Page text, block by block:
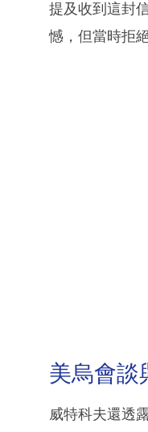
提及收到這封
憾，但當時拒
美烏會談
威特科夫還透